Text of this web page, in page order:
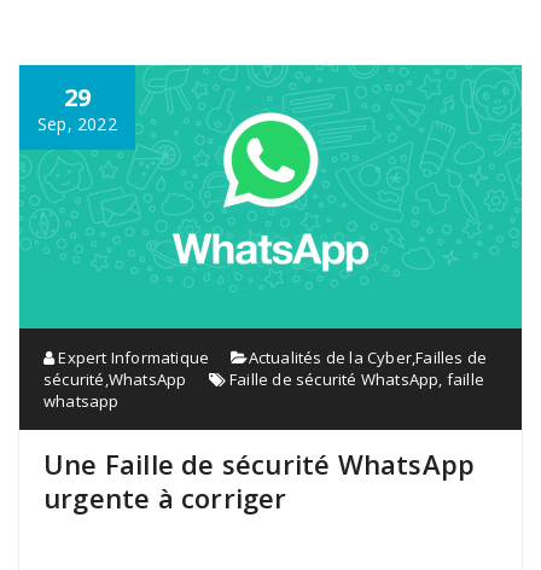
29
Sep, 2022
Expert Informatique Actualités de la Cyber,Failles de
sécurité,WhatsApp Faille de sécurité WhatsApp, faille
whatsapp
Une Faille de sécurité WhatsApp
urgente à corriger